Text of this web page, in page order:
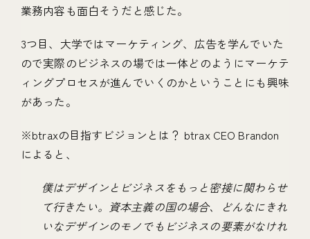
業務内容も面白そうだと感じた。
3つ目、大学ではマーケティング、広告を学んでいた
ので実際のビジネスの場では一体どのようにマーケテ
ィングプロセスが進んでいくのかということにも興味
があった。
※btraxの目指すビジョンとは？ btrax CEO Brandon
によると、
僕はデザインとビジネスをもっと密接に関わらせ
て行きたい。資本主義の国の場合、どんなにきれ
いなデザインのモノでもビジネスの要素がなけれ